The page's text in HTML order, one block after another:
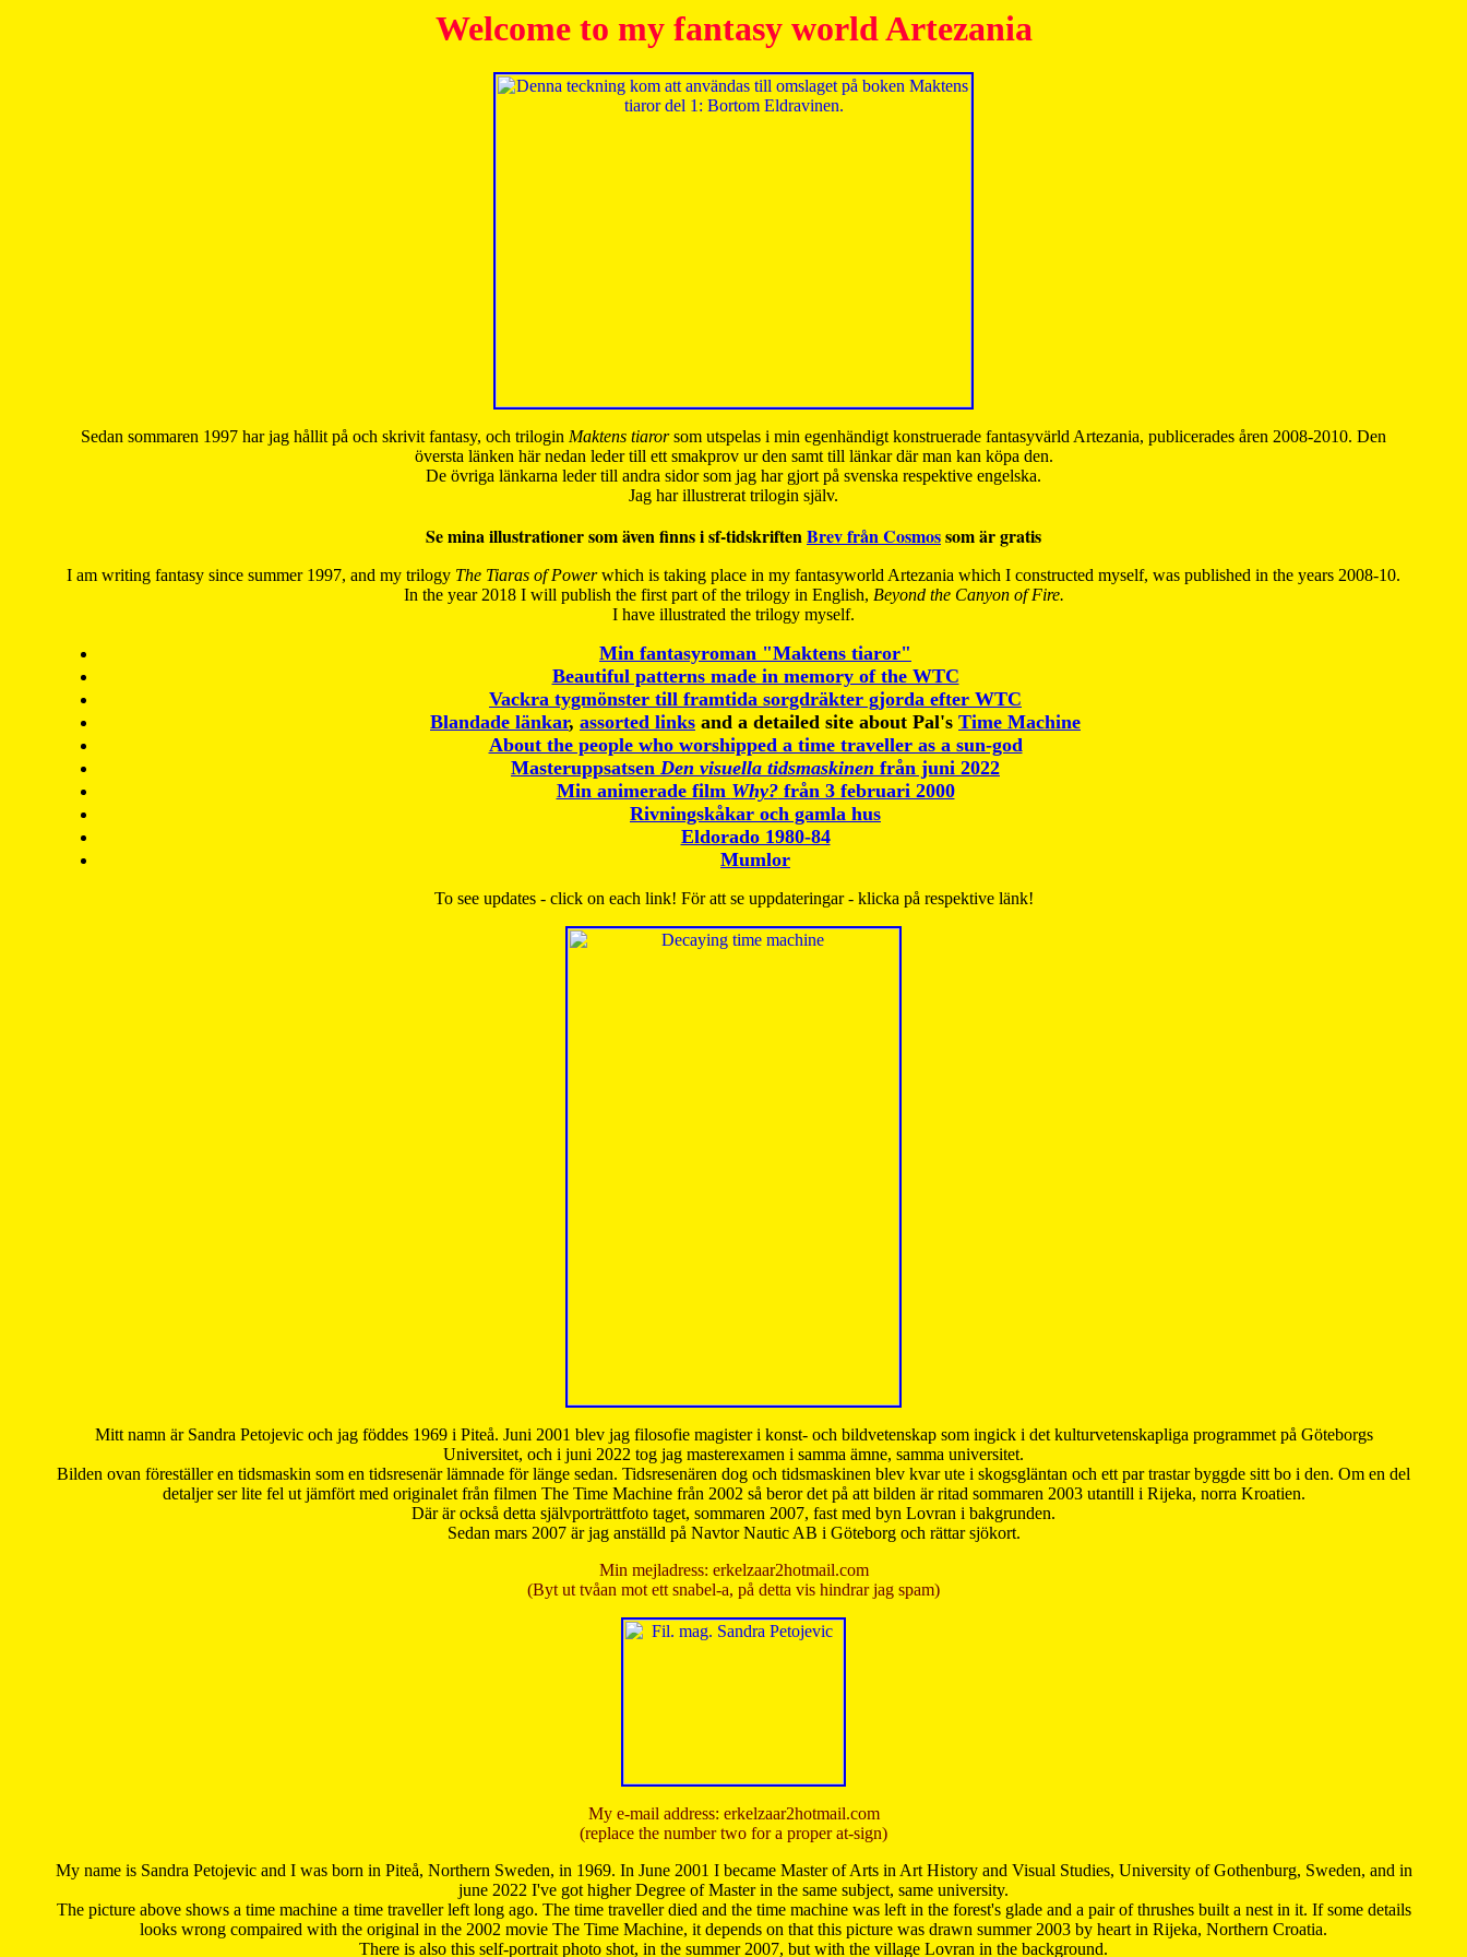
Welcome to my fantasy world Artezania
Sedan sommaren 1997 har jag hållit på och skrivit fantasy, och trilogin Maktens tiarorsom utspelas i min egenhändigt konstruerade fantasyvärld Artezania, publicerades åren 2008-2010. Den
översta länken här nedan leder till ett smakprov ur den samt till länkar där man kan köpa den.
De övriga länkarna leder till andra sidor som jag har gjort på svenska respektive engelska.
Jag har illustrerat trilogin själv.
Se mina illustrationer som även finns i sf-tidskriftenBrev från Cosmossom är gratis
I am writing fantasy since summer 1997, and my trilogy The Tiaras of Powerwhich is taking place in my fantasyworld Artezania which I constructed myself, was published in the years 2008-10.
In the year 2018 I will publish the first part of the trilogy in English, Beyond the Canyon of Fire.
I have illustrated the trilogy myself.
Min fantasyroman "Maktens tiaror"
Beautiful patterns made in memory of the WTC
Vackra tygmönster till framtida sorgdräkter gjorda efter WTC
Blandade länkar, assorted links and a detailed site about Pal's Time Machine
About the people who worshipped a time traveller as a sun-god
Masteruppsatsen Den visuella tidsmaskinen från juni 2022
Min animerade film Why?från 3 februari 2000
Rivningskåkar och gamla hus
Eldorado 1980-84
Mumlor
To see updates - click on each link! För att se uppdateringar - klicka på respektive länk!
Mitt namn är Sandra Petojevic och jag föddes 1969 i Piteå. Juni 2001 blev jag filosofie magister i konst- och bildvetenskap som ingick i det kulturvetenskapliga programmet på Göteborgs
Universitet, och i juni 2022 tog jag masterexamen i samma ämne, samma universitet.
Bilden ovan föreställer en tidsmaskin som en tidsresenär lämnade för länge sedan. Tidsresenären dog och tidsmaskinen blev kvar ute i skogsgläntan och ett par trastar byggde sitt bo i den. Om en del
detaljer ser lite fel ut jämfört med originalet från filmen The Time Machine från 2002 så beror det på att bilden är ritad sommaren 2003 utantill i Rijeka, norra Kroatien.
Där är också detta självporträttfoto taget, sommaren 2007, fast med byn Lovran i bakgrunden.
Sedan mars 2007 är jag anställd på Navtor Nautic AB i Göteborg och rättar sjökort.
Min mejladress: erkelzaar2hotmail.com
(Byt ut tvåan mot ett snabel-a, på detta vis hindrar jag spam)
My e-mail address: erkelzaar2hotmail.com
(replace the number two for a proper at-sign)
My name is Sandra Petojevic and I was born in Piteå, Northern Sweden, in 1969. In June 2001 I became Master of Arts in Art History and Visual Studies, University of Gothenburg, Sweden, and in
june 2022 I've got higher Degree of Master in the same subject, same university.
The picture above shows a time machine a time traveller left long ago. The time traveller died and the time machine was left in the forest's glade and a pair of thrushes built a nest in it. If some details
looks wrong compaired with the original in the 2002 movie The Time Machine, it depends on that this picture was drawn summer 2003 by heart in Rijeka, Northern Croatia.
There is also this self-portrait photo shot, in the summer 2007, but with the village Lovran in the background.